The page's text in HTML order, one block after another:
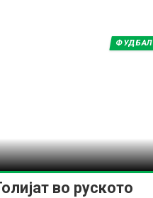
во руското
ФУДБАЛ